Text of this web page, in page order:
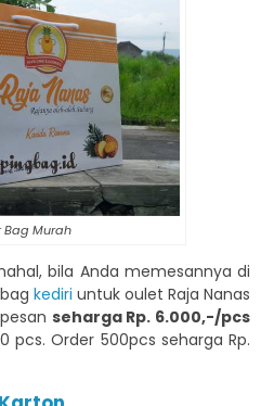
Bag Murah
bila Anda memesannya di
kediri untuk oulet Raja Nanas
seharga Rp. 6.000,-/pcs
pcs. Order 500pcs seharga Rp.